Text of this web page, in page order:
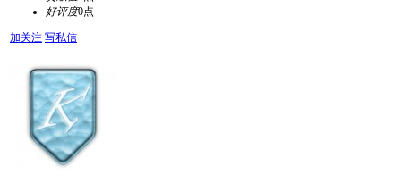
好评度0点
加关注 写私信